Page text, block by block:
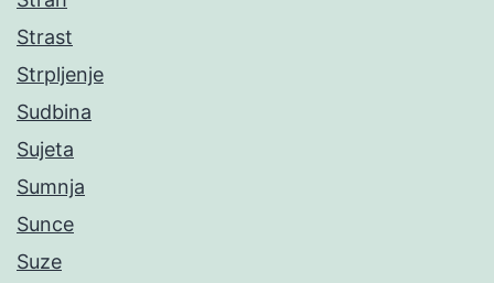
Strast
Strpljenje
Sudbina
Sujeta
Sumnja
Sunce
Suze